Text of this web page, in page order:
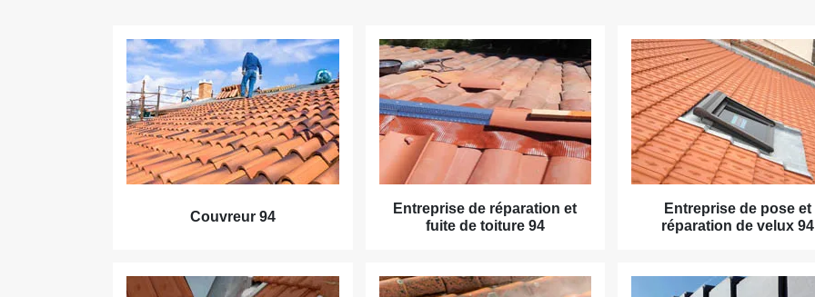
Couvreur 94
Entreprise de réparation et
fuite de toiture 94
Entreprise de pose et
réparation de velux 94